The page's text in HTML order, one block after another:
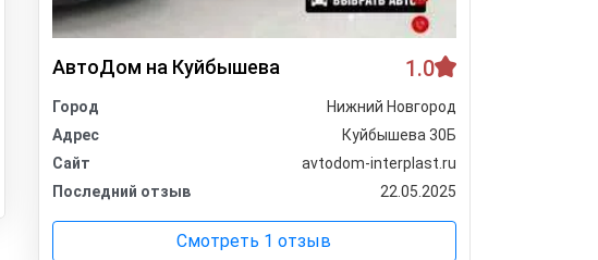
АвтоДом на Куйбышева 1.0
Город
Нижний Новгород
Адрес
Куйбышева 30Б
Сайт
avtodom-interplast.ru
Последний отзыв
22.05.2025
Смотреть 1 отзыв